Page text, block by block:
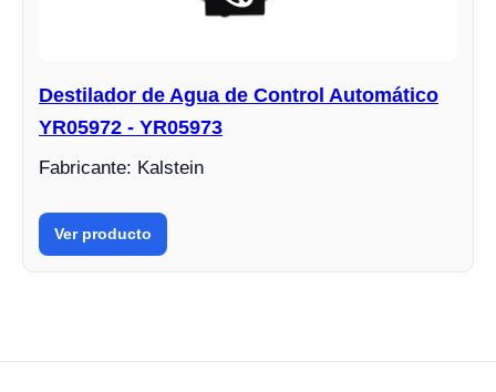
Destilador de Agua de Control Automático
YR05972 - YR05973
Fabricante: Kalstein
Ver producto